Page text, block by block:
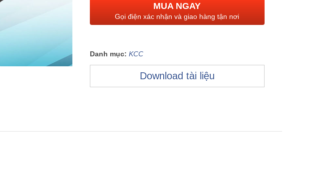
MUA NGAY
Gọi điện xác nhận và giao hàng tận nơi
Danh mục: KCC
Download tài liệu